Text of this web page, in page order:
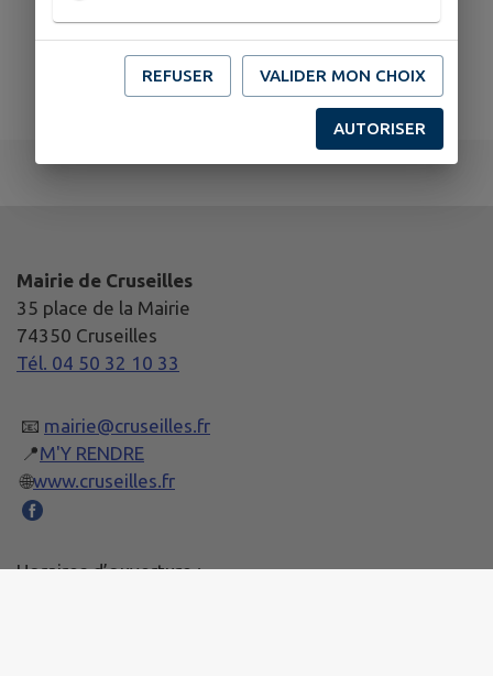
Mairie de Cruseilles
35 place de la Mairie
74350 Cruseilles
Tél. 04 50 32 10 33
📧 mairie@cruseilles.fr
📍M'Y RENDRE
🌐www.cruseilles.fr
Horaires d’ouverture :
REFUSER VALIDER MON CHOIX
AUTORISER